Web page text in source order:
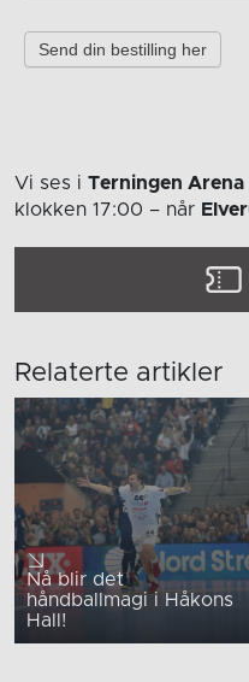
Send din bestilling her
Vi ses i Terningen Arena
klokken 17:00 – når
Relaterte artikler
Nå blir det
håndballmagi i Håkons
Hall!